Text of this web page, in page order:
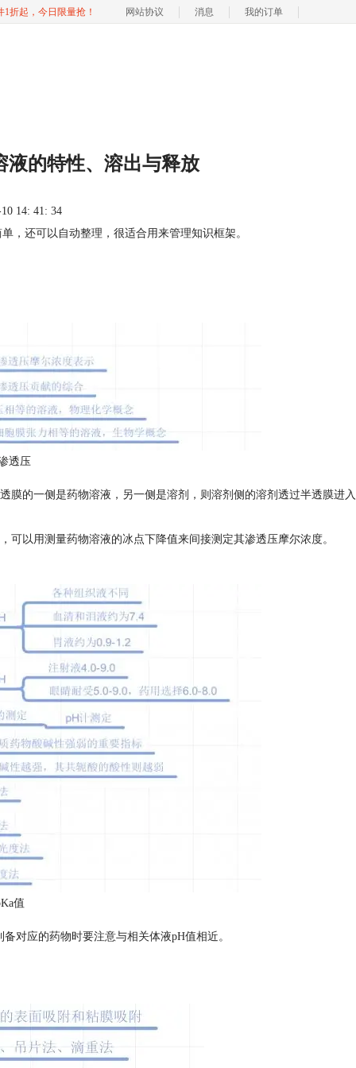
折起，今日限量抢！ 网站协议 消息 我的订单
的特性、溶出与释放
14: 41: 34
，还可以自动整理，很适合用来管理知识框架。
透压
膜的一侧是药物溶液，另一侧是溶剂，则溶剂侧的溶剂透过半透膜进入
以用测量药物溶液的冰点下降值来间接测定其渗透压摩尔浓度。
值
对应的药物时要注意与相关体液pH值相近。